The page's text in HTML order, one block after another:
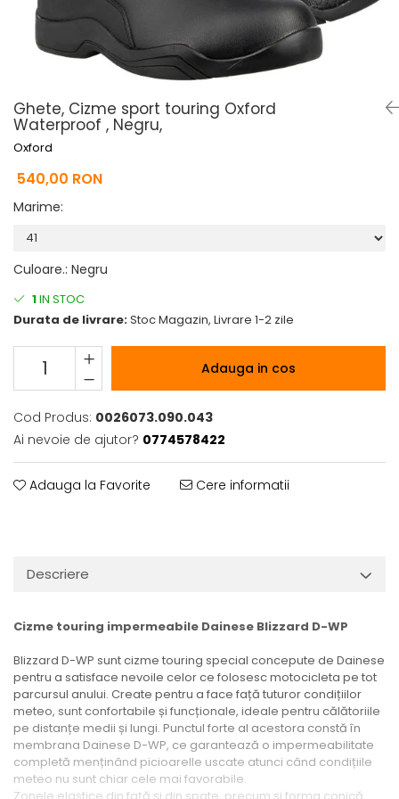
Pelerine de ploaie
Rucsac/Borseta
Roti/Accesorii
Evacuare
Uleiuri si Lubrifianti
Filtre
Suspensii
Transmisie
Ghete, Cizme sport touring Oxford
Waterproof , Negru,
Oxford
540,00 RON
Marime:
Culoare.: Negru
1IN STOC
Durata de livrare:Stoc Magazin, Livrare 1-2 zile
Adauga in cos
Cod Produs: 0026073.090.043
Ai nevoie de ajutor? 0774578422
Adauga la Favorite Cere informatii
Descriere
Cizme touring impermeabile Dainese Blizzard D-WP
Blizzard D-WP sunt cizme touring special concepute de Dainese
pentru a satisface nevoile celor ce folosesc motocicleta pe tot
parcursul anului. Create pentru a face față tuturor condițiilor
meteo, sunt confortabile și funcționale, ideale pentru călătoriile
pe distanțe medii și lungi. Punctul forte al acestora constă în
membrana Dainese D-WP, ce garantează o impermeabilitate
completă menținând picioarelle uscate atunci când condițiile
meteo nu sunt chiar cele mai favorabile.